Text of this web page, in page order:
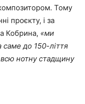
Тому
проєкту, і за
Кобрина, «ми
саме до 150-ліття
нотну стадщину